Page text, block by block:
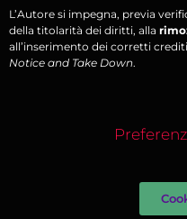
L’Autore si impegna, previa
della titolarità dei diritti, alla
all’inserimento dei corretti
Notice and Take Down.